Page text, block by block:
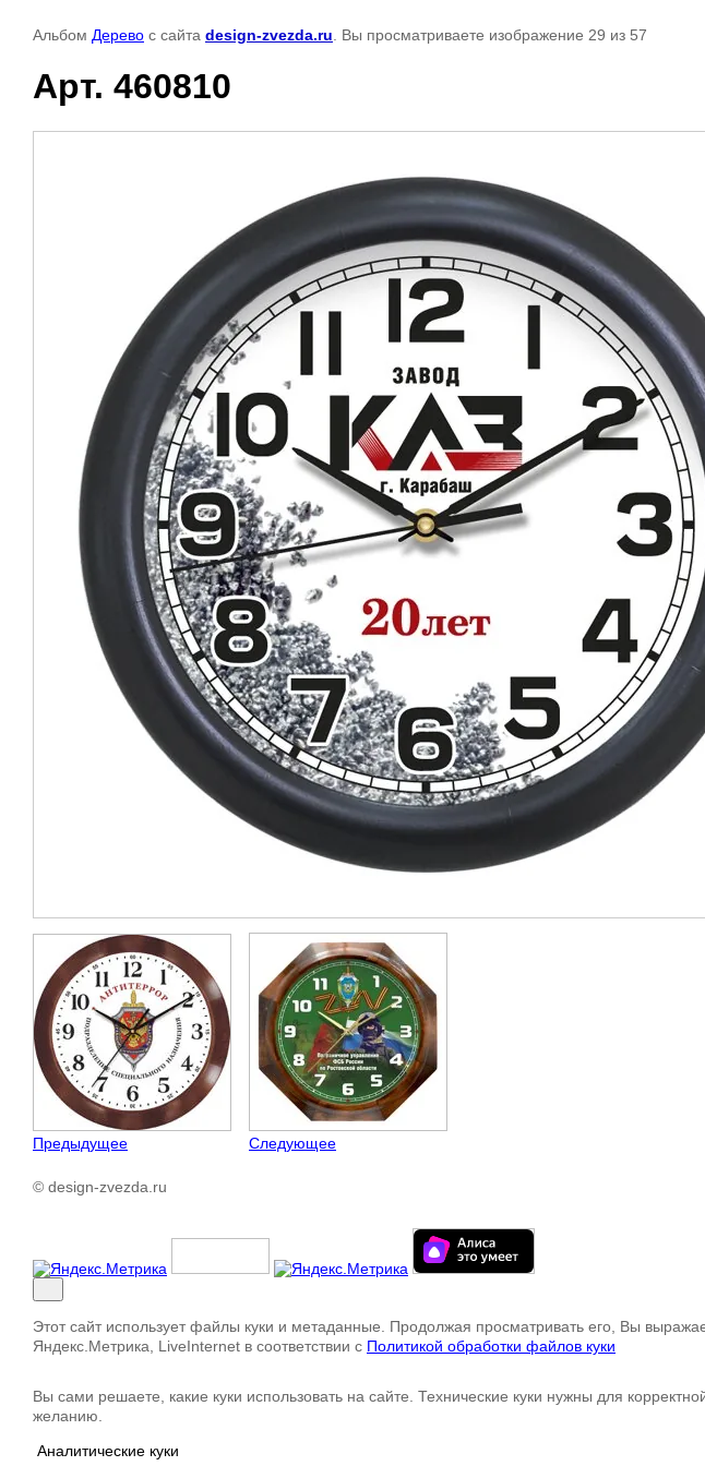
Альбом Дерево с сайта design-zvezda.ru . Вы просматриваете изображение 29 из 57
Арт. 460810
Предыдущее Следующее
© design-zvezda.ru
Этот сайт использует файлы куки и метаданные. Продолжая просматривать его, Вы
Яндекс.Метрика, LiveInternet в соответствии с Политикой обработки файлов куки
Вы сами решаете, какие куки использовать на сайте. Технические куки нужны для
желанию.
Аналитические куки